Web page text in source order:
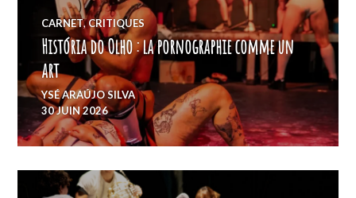
CARNET,CRITIQUES
História do Olho : la pornographie comme un
art
YSÉ ARAÚJO SILVA
30 JUIN 2026